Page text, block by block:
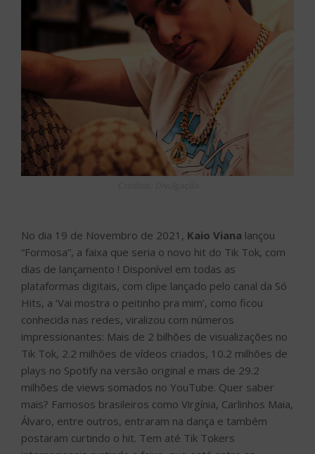
No dia 19 de Novembro de 2021, Kaio Viana lançou
“Formosa”, a faixa que seria o novo hit do Tik Tok, com
dias de lançamento ! Disponível em todas as
plataformas digitais, com clipe lançado pelo canal da Só
Hits, a ‘Vai mostra o peitinho pra mim’, como ficou
conhecida nas redes, viralizou com números
impressionantes: Mais de 2 bilhões de visualizações no
Tik Tok, 2.2 milhões de vídeos criados, 10.2 milhões de
plays no Spotify na versão original e mais de 29.2
milhões de views somados no YouTube. Quer saber
mais? Famosos brasileiros como Virgínia, Carlinhos Maia,
Álvaro, entre outros, entraram na dança e também
postaram curtindo o hit. Tem até Tik Tokers